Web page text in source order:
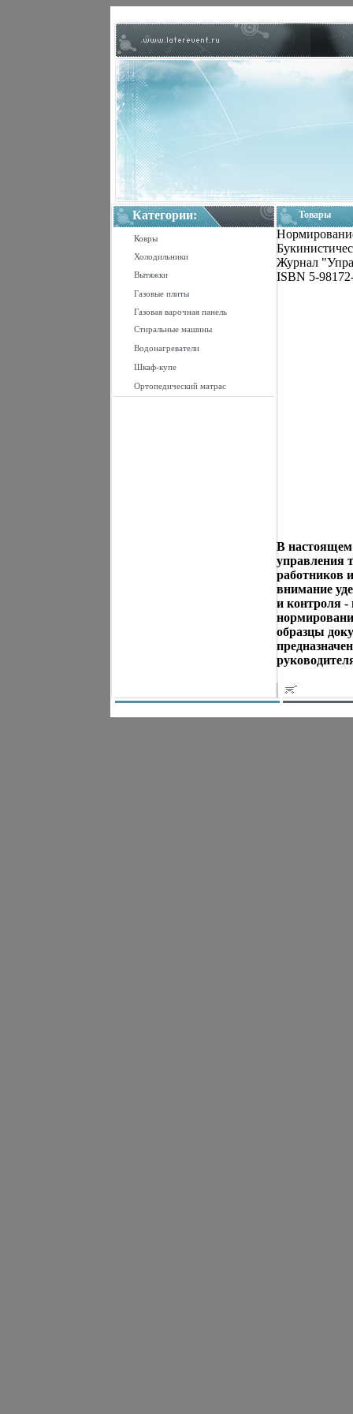
Категории:
Ковры
Холодильники
Вытяжки
Газовые плиты
Газовая варочная панель
Стиральные машины
Водонагреватели
Шкаф-купе
Ортопедический матрас
Товары
Журнал
ISBN 5-
В настоящем
управления
работников
внимание
и контроля -
образцы